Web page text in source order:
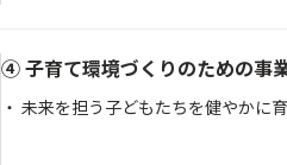
④ 子育て環境づくりのための事
・ 未来を担う子どもたちを健やかに